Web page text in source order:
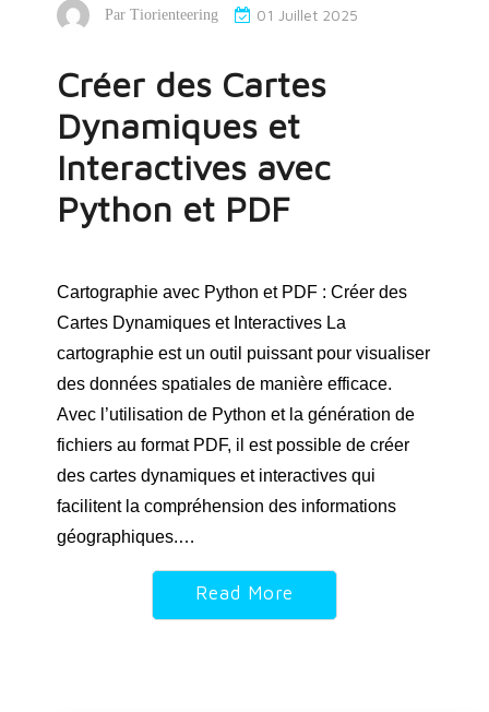
Par Tiorienteering 01 Juillet 2025
Créer des Cartes
Dynamiques et
Interactives avec
Python et PDF
Cartographie avec Python et PDF : Créer des
Cartes Dynamiques et Interactives La
cartographie est un outil puissant pour visualiser
des données spatiales de manière efficace.
Avec l’utilisation de Python et la génération de
fichiers au format PDF, il est possible de créer
des cartes dynamiques et interactives qui
facilitent la compréhension des informations
géographiques.…
Read More